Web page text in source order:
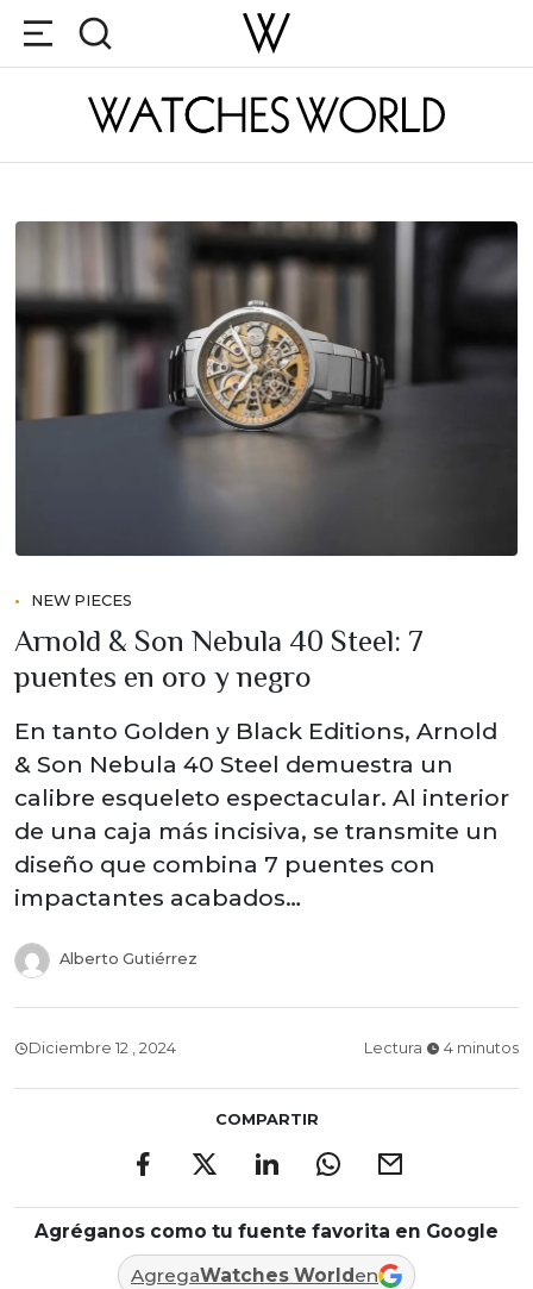
NEW PIECES
Arnold & Son Nebula 40 Steel: 7
puentes en oro y negro
En tanto Golden y Black Editions, Arnold
& Son Nebula 40 Steel demuestra un
calibre esqueleto espectacular. Al interior
de una caja más incisiva, se transmite un
diseño que combina 7 puentes con
impactantes acabados…
Alberto Gutiérrez
Diciembre 12 , 2024 Lectura 4 minutos
COMPARTIR
Agréganos como tu fuente favorita en Google
AgregaWatches World en